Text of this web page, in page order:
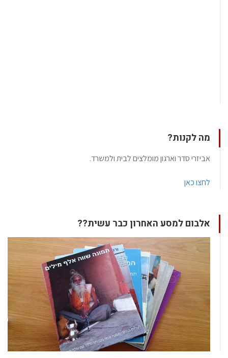
מה לקנות?
אביזרי סדר וארגון מומלצים לבית ולמשרד.
לחצו כאן
אלבום למסע האחרון כבר עשית??